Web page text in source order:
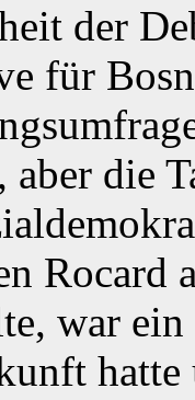
der
für
die
Rocard
war ein